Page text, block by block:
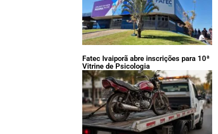
Fatec Ivaiporã abre inscrições para 10ª
Vitrine de Psicologia